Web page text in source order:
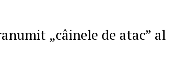
PRESShub
„câinele de atac” al